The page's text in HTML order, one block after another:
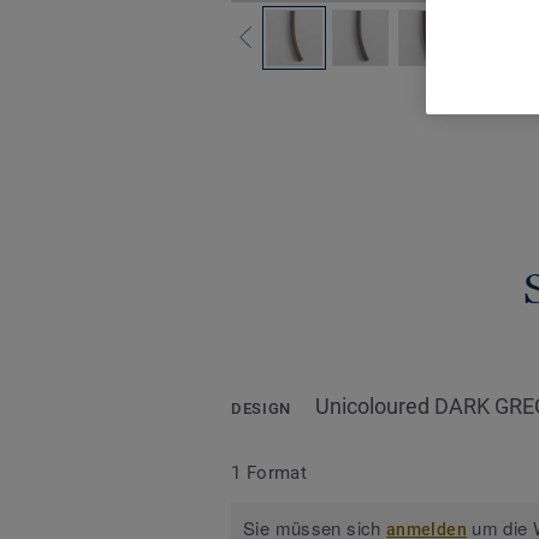
DESIGN Unicoloured DARK
1 Format
Sie müssen sichanmelden um die